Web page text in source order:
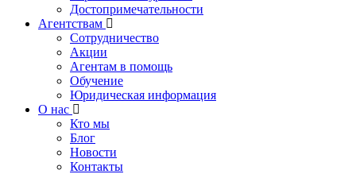
Достопримечательности
Агентствам
Сотрудничество
Акции
Агентам в помощь
Обучение
Юридическая информация
О нас
Кто мы
Блог
Новости
Контакты